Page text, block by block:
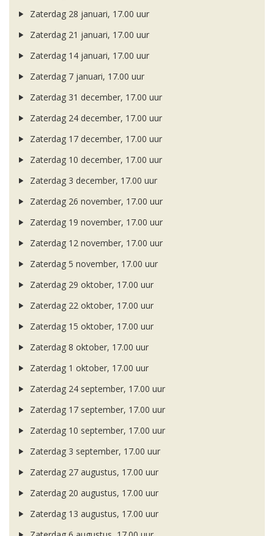
Zaterdag 28 januari, 17.00 uur
Zaterdag 21 januari, 17.00 uur
Zaterdag 14 januari, 17.00 uur
Zaterdag 7 januari, 17.00 uur
Zaterdag 31 december, 17.00 uur
Zaterdag 24 december, 17.00 uur
Zaterdag 17 december, 17.00 uur
Zaterdag 10 december, 17.00 uur
Zaterdag 3 december, 17.00 uur
Zaterdag 26 november, 17.00 uur
Zaterdag 19 november, 17.00 uur
Zaterdag 12 november, 17.00 uur
Zaterdag 5 november, 17.00 uur
Zaterdag 29 oktober, 17.00 uur
Zaterdag 22 oktober, 17.00 uur
Zaterdag 15 oktober, 17.00 uur
Zaterdag 8 oktober, 17.00 uur
Zaterdag 1 oktober, 17.00 uur
Zaterdag 24 september, 17.00 uur
Zaterdag 17 september, 17.00 uur
Zaterdag 10 september, 17.00 uur
Zaterdag 3 september, 17.00 uur
Zaterdag 27 augustus, 17.00 uur
Zaterdag 20 augustus, 17.00 uur
Zaterdag 13 augustus, 17.00 uur